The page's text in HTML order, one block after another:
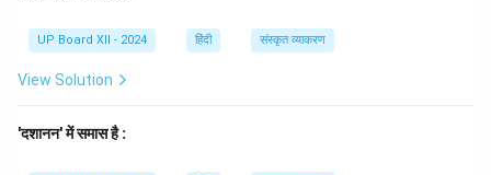
UP Board XII - 2024 हिंदी संस्कृत व्याकरण
View Solution
'दशानन' में समास है :